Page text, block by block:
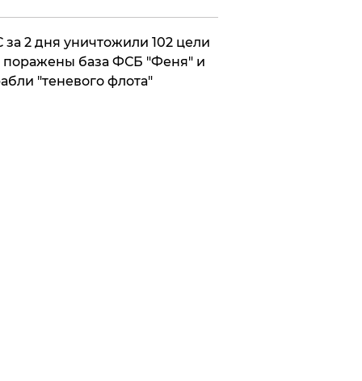
за 2 дня уничтожили 102 цели
база ФСБ "Феня" и
"теневого флота"